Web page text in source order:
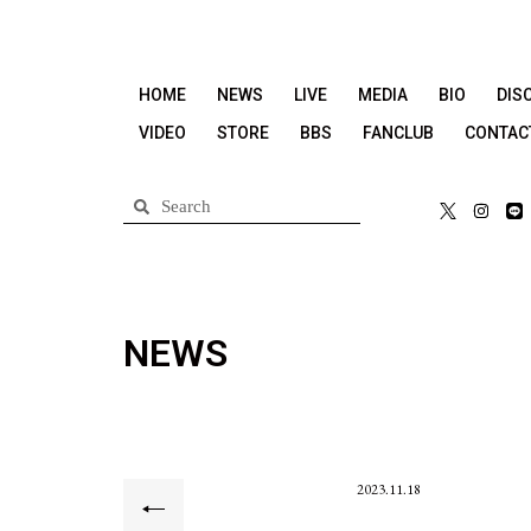
HOME NEWS LIVE MEDIA BIO
VIDEO
STORE BBS FANCLUB
NEWS
2023.11.18